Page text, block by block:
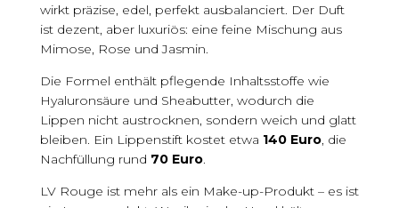
wirkt präzise, edel, perfekt ausbalanciert. Der Duft
ist dezent, aber luxuriös: eine feine Mischung aus
Mimose, Rose und Jasmin.
Die Formel enthält pflegende Inhaltsstoffe wie
Hyaluronsäure und Sheabutter, wodurch die
Lippen nicht austrocknen, sondern weich und glatt
bleiben. Ein Lippenstift kostet etwa 140 Euro, die
Nachfüllung rund 70 Euro.
LV Rouge ist mehr als ein Make-up-Produkt – es ist